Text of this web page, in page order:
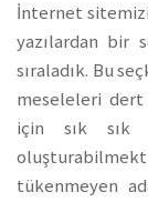
İnternet
yazılardan bir
sıraladık. Bu
meseleleri
için sık sık
oluşturabilmekti.
tükenmeyen